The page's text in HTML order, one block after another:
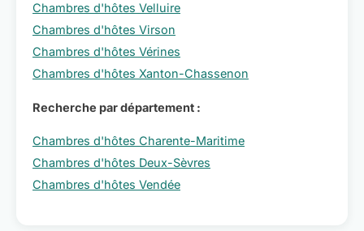
Chambres d'hôtes Velluire
Chambres d'hôtes Virson
Chambres d'hôtes Vérines
Chambres d'hôtes Xanton-Chassenon
Recherche par département :
Chambres d'hôtes Charente-Maritime
Chambres d'hôtes Deux-Sèvres
Chambres d'hôtes Vendée